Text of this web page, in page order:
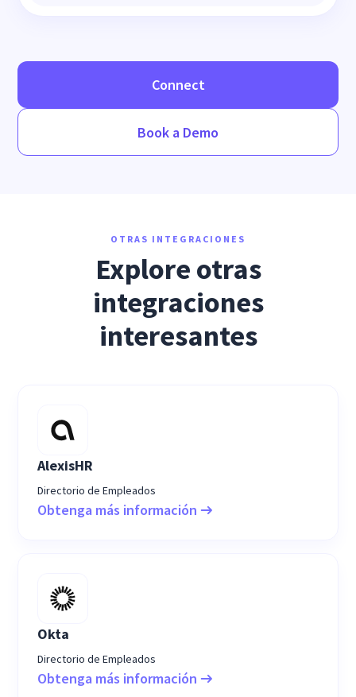
Connect
Book a Demo
OTRAS INTEGRACIONES
Explore otras
integraciones
interesantes
AlexisHR
Directorio de Empleados
Obtenga más información
Okta
Directorio de Empleados
Obtenga más información